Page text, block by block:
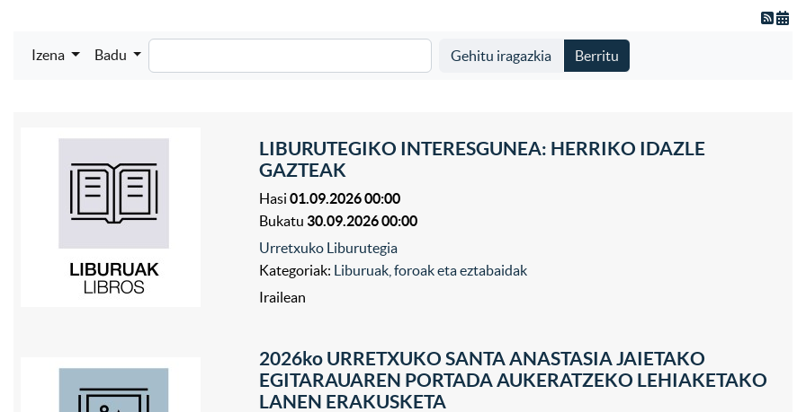
Izena Badu Gehitu iragazkia Berritu
LIBURUTEGIKO INTERESGUNEA: HERRIKO IDAZLE
GAZTEAK
Hasi 01.09.2026 00:00
Bukatu 30.09.2026 00:00
Urretxuko Liburutegia
Kategoriak: Liburuak, foroak eta eztabaidak
Irailean
2026ko URRETXUKO SANTA ANASTASIA JAIETAKO
EGITARAUAREN PORTADA AUKERATZEKO LEHIAKETAKO
LANEN ERAKUSKETA